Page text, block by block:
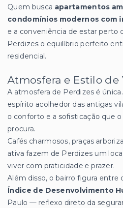
Quem busca apartamentos
condomínios modernos com
e a conveniência de estar perto
Perdizes o equilíbrio perfeito
residencial.
Atmosfera e Estilo de
A atmosfera de Perdizes é
espírito acolhedor das antigas
o conforto e a sofisticação que
procura.
Cafés charmosos, praças
ativa fazem de Perdizes um
viver com praticidade e prazer.
Além disso, o bairro figura entre
Índice de Desenvolvimento
Paulo — reflexo direto da